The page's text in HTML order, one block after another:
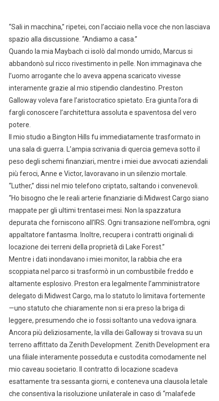
“Sali in macchina,” ripetei, con l’acciaio nella voce che non lasciava
spazio alla discussione. “Andiamo a casa.”
Quando la mia Maybach ci isolò dal mondo umido, Marcus si
abbandonò sul ricco rivestimento in pelle. Non immaginava che
l’uomo arrogante che lo aveva appena scaricato vivesse
interamente grazie al mio stipendio clandestino. Preston
Galloway voleva fare l’aristocratico spietato. Era giunta l’ora di
fargli conoscere l’architettura assoluta e spaventosa del vero
potere.
Il mio studio a Bington Hills fu immediatamente trasformato in
una sala di guerra. L’ampia scrivania di quercia gemeva sotto il
peso degli schemi finanziari, mentre i miei due avvocati aziendali
più feroci, Anne e Victor, lavoravano in un silenzio mortale.
“Luther,” dissi nel mio telefono criptato, saltando i convenevoli.
“Ho bisogno che le reali arterie finanziarie di Midwest Cargo siano
mappate per gli ultimi trentasei mesi. Non la spazzatura
depurata che forniscono all’IRS. Ogni transazione nell’ombra, ogni
appaltatore fantasma. Inoltre, recupera i contratti originali di
locazione dei terreni della proprietà di Lake Forest.”
Mentre i dati inondavano i miei monitor, la rabbia che era
scoppiata nel parco si trasformò in un combustibile freddo e
altamente esplosivo. Preston era legalmente l’amministratore
delegato di Midwest Cargo, ma lo statuto lo limitava fortemente
—uno statuto che chiaramente non si era preso la briga di
leggere, presumendo che io fossi soltanto una vedova ignara.
Ancora più deliziosamente, la villa dei Galloway si trovava su un
terreno affittato da Zenith Development. Zenith Development era
una filiale interamente posseduta e custodita comodamente nel
mio caveau societario. Il contratto di locazione scadeva
esattamente tra sessanta giorni, e conteneva una clausola letale
che consentiva la risoluzione unilaterale in caso di “malafede